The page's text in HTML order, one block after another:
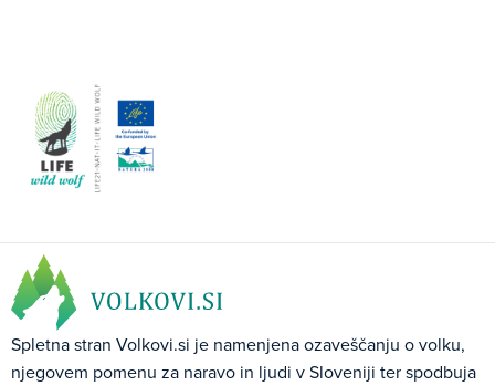
Spletna stran Volkovi.si je namenjena ozaveščanju o volku,
njegovem pomenu za naravo in ljudi v Sloveniji ter spodbuja